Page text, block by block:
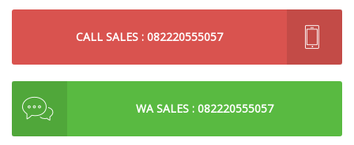
CALL SALES : 082220555057
WA SALES : 082220555057